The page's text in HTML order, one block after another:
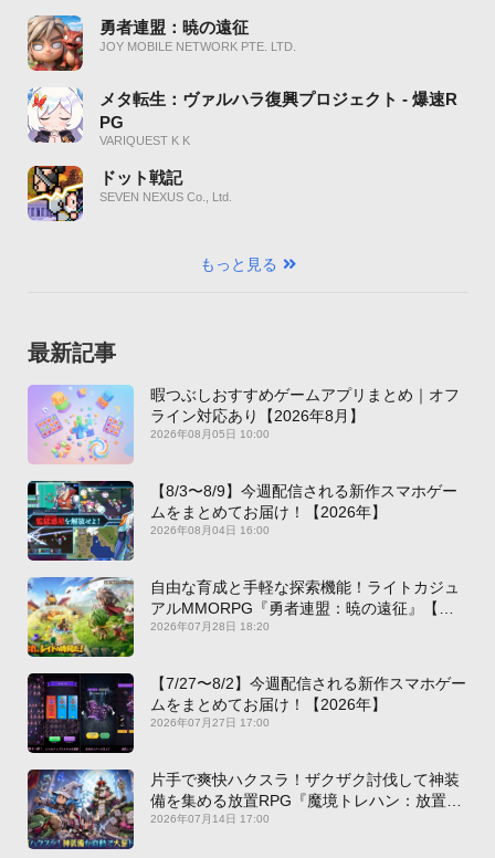
勇者連盟：暁の遠征
JOY MOBILE NETWORK PTE. LTD.
メタ転生：ヴァルハラ復興プロジェクト - 爆速R
PG
VARIQUEST K K
ドット戦記
SEVEN NEXUS Co., Ltd.
もっと見る
最新記事
暇つぶしおすすめゲームアプリまとめ｜オフ
ライン対応あり【2026年8月】
2026年08月05日 10:00
【8/3〜8/9】今週配信される新作スマホゲー
ムをまとめてお届け！【2026年】
2026年08月04日 16:00
自由な育成と手軽な探索機能！ライトカジュ
アルMMORPG『勇者連盟：暁の遠征』【最
新作PICKUP】
2026年07月28日 18:20
【7/27〜8/2】今週配信される新作スマホゲー
ムをまとめてお届け！【2026年】
2026年07月27日 17:00
片手で爽快ハクスラ！ザクザク討伐して神装
備を集める放置RPG『魔境トレハン：放置で
神装備』【最新作PICKUP】
2026年07月14日 17:00